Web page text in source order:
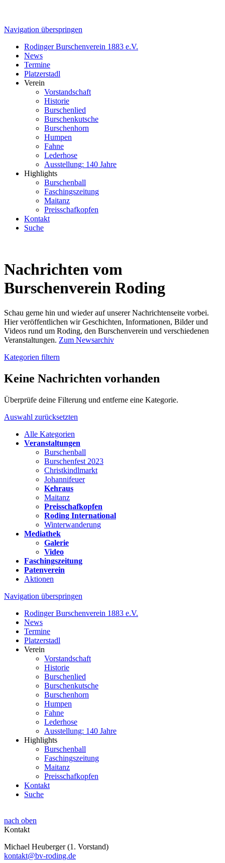
Navigation überspringen
Rodinger Burschenverein 1883 e.V.
News
Termine
Platzerstadl
Verein
Vorstandschaft
Historie
Burschenlied
Burschenkutsche
Burschenhorn
Humpen
Fahne
Lederhose
Ausstellung: 140 Jahre
Highlights
Burschenball
Faschingszeitung
Maitanz
Preisschafkopfen
Kontakt
Suche
Nachrichten vom
Burschenverein Roding
Schau gerne hin und wieder auf unserer Nachrichtenseite vorbei.
Hier veröffentlichen wir Geschichten, Informationen, Bilder und
Videos rund um Roding, den Burschenverein und verschiedenen
Veranstaltungen. Zum Newsarchiv
Kategorien filtern
Keine Nachrichten vorhanden
Überprüfe deine Filterung und entferne eine Kategorie.
Auswahl zurücksetzten
Alle Kategorien
Veranstaltungen
Burschenball
Burschenfest 2023
Christkindlmarkt
Johannifeuer
Kehraus
Maitanz
Preisschafkopfen
Roding International
Winterwanderung
Mediathek
Galerie
Video
Faschingszeitung
Patenverein
Aktionen
Navigation überspringen
Rodinger Burschenverein 1883 e.V.
News
Termine
Platzerstadl
Verein
Vorstandschaft
Historie
Burschenlied
Burschenkutsche
Burschenhorn
Humpen
Fahne
Lederhose
Ausstellung: 140 Jahre
Highlights
Burschenball
Faschingszeitung
Maitanz
Preisschafkopfen
Kontakt
Suche
nach oben
Kontakt
Michael Heuberger (1. Vorstand)
kontakt@bv-roding.de